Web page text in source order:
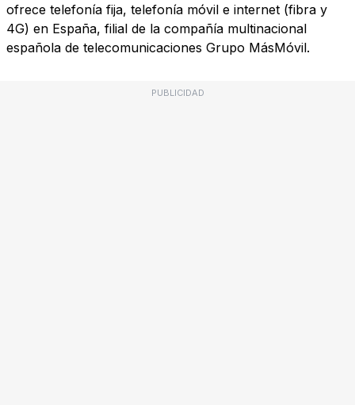
ofrece telefonía fija, telefonía móvil e internet (fibra y
4G) en España, filial de la compañía multinacional
española de telecomunicaciones Grupo MásMóvil.
PUBLICIDAD